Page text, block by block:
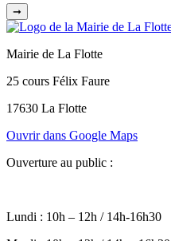
➞
Mairie de La Flotte
25 cours Félix Faure
17630 La Flotte
Ouvrir dans Google Maps
Ouverture au public :
Lundi : 10h – 12h / 14h-16h30